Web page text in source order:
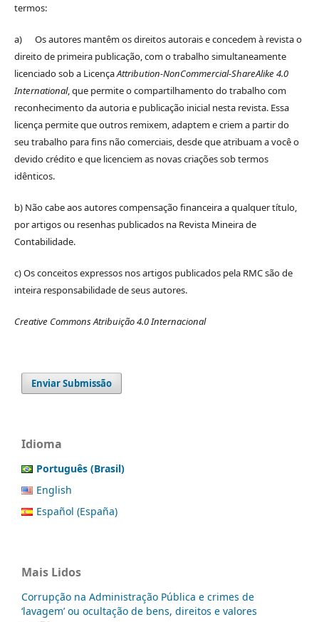
termos:
a) Os autores mantêm os direitos autorais e concedem à revista o
direito de primeira publicação, com o trabalho simultaneamente
licenciado sob a LicençaAttribution-NonCommercial-ShareAlike 4.0
International, que permite o compartilhamento do trabalho com
reconhecimento da autoria e publicação inicial nesta revista. Essa
licença permite que outros remixem, adaptem e criem a partir do
seu trabalho para fins não comerciais, desde que atribuam a você o
devido crédito e que licenciem as novas criações sob termos
idênticos.
b) Não cabe aos autores compensação financeira a qualquer título,
por artigos ou resenhas publicados na Revista Mineira de
Contabilidade.
c) Os conceitos expressos nos artigos publicados pela RMC são de
inteira responsabilidade de seus autores.
Creative Commons Atribuição 4.0 Internacional
Enviar Submissão
Idioma
Português (Brasil)
English
Español (España)
Mais Lidos
Corrupção na Administração Pública e crimes de
‘lavagem’ ou ocultação de bens, direitos e valores